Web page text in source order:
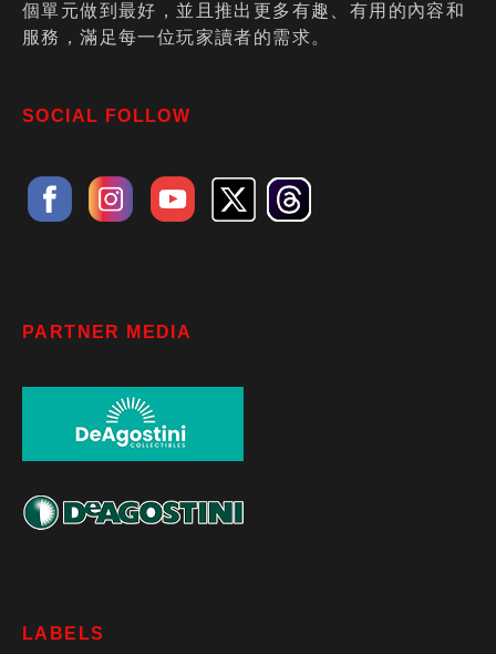
個單元做到最好，並且推出更多有趣、有用的內容和
服務，滿足每一位玩家讀者的需求。
SOCIAL FOLLOW
PARTNER MEDIA
LABELS